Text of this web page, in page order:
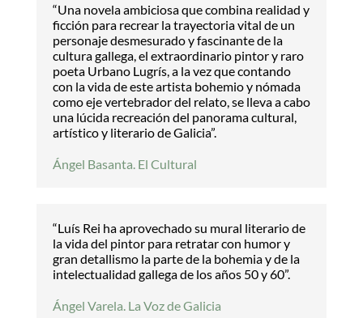
“Una novela ambiciosa que combina realidad y
ficción para recrear la trayectoria vital de un
personaje desmesurado y fascinante de la
cultura gallega, el extraordinario pintor y raro
poeta Urbano Lugrís, a la vez que contando
con la vida de este artista bohemio y nómada
como eje vertebrador del relato, se lleva a cabo
una lúcida recreación del panorama cultural,
artístico y literario de Galicia”.
Ángel Basanta. El Cultural
“Luís Rei ha aprovechado su mural literario de
la vida del pintor para retratar con humor y
gran detallismo la parte de la bohemia y de la
intelectualidad gallega de los años 50 y 60”.
Ángel Varela. La Voz de Galicia